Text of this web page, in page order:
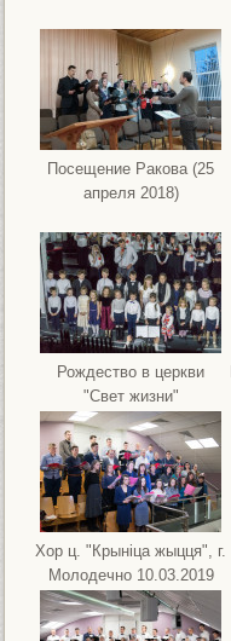
Посещение Ракова (25
апреля 2018)
Рождество в церкви
"Свет жизни"
Хор ц. "Крынiца жыцця", г.
Молодечно 10.03.2019